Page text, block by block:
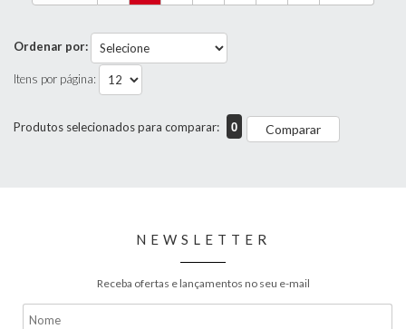
Ordenar por:
Itens por página:
Produtos selecionados para comparar: 0 Comparar
NEWSLETTER
Receba ofertas e lançamentos no seu e-mail